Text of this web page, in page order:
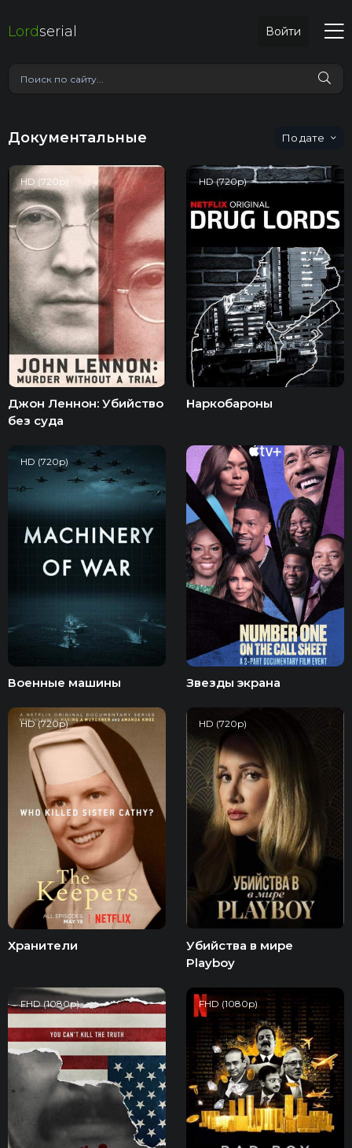
Lordserial Войти
Документальные дате
HD (720p)
Джон Леннон: Убийство
без суда
HD (720p)
Наркобароны
HD (720p)
Военные машины Звезды экрана
HD (720p)
Хранители
HD (720p)
Убийства в мире
Playboy
FHD (1080p) FHD (1080p)